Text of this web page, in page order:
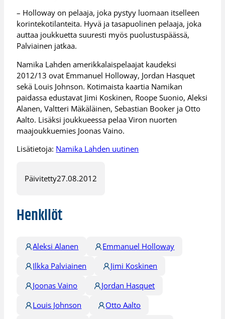
– Holloway on pelaaja, joka pystyy luomaan itselleen
korintekotilanteita. Hyvä ja tasapuolinen pelaaja, joka
auttaa joukkuetta suuresti myös puolustuspäässä,
Palviainen jatkaa.
Namika Lahden amerikkalaispelaajat kaudeksi
2012/13 ovat Emmanuel Holloway, Jordan Hasquet
sekä Louis Johnson. Kotimaista kaartia Namikan
paidassa edustavat Jimi Koskinen, Roope Suonio, Aleksi
Alanen, Valtteri Mäkäläinen, Sebastian Booker ja Otto
Aalto. Lisäksi joukkueessa pelaa Viron nuorten
maajoukkuemies Joonas Vaino.
Lisätietoja: Namika Lahden uutinen
Päivitetty27.08.2012
Henkilöt
Aleksi Alanen
Emmanuel Holloway
Ilkka Palviainen
Jimi Koskinen
Joonas Vaino
Jordan Hasquet
Louis Johnson
Otto Aalto